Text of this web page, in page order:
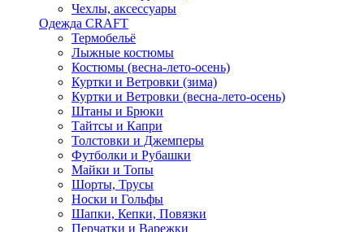
Чехлы, аксессуары
Одежда CRAFT
Термобельё
Лыжные костюмы
Костюмы (весна-лето-осень)
Куртки и Ветровки (зима)
Куртки и Ветровки (весна-лето-осень)
Штаны и Брюки
Тайтсы и Капри
Толстовки и Джемперы
Футболки и Рубашки
Майки и Топы
Шорты, Трусы
Носки и Гольфы
Шапки, Кепки, Повязки
Перчатки и Варежки